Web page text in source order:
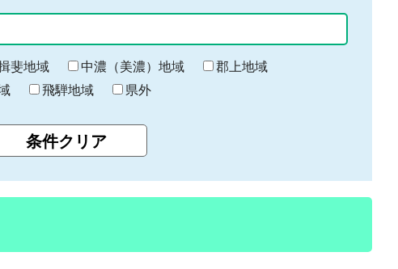
斐地域 中濃（美濃）地域
郡上地域
飛騨地域 県外